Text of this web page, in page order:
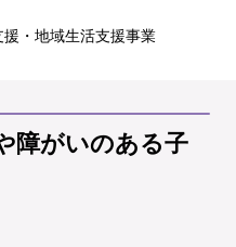
・地域生活支援事業
障がいのある子